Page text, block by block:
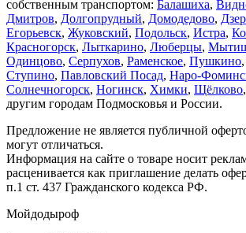
собственным транспортом: Балашиха,
Дмитров, Долгопрудный, Домодедово,
Егорьевск, Жуковский, Подольск, Истра,
Красногорск, Лыткарино, Люберцы,
Одинцово, Серпухов, Раменское, Пушкино,
Ступино, Павловский Посад, Наро-
Солнечногорск, Ногинск, Химки, Щёлково,
другим городам Подмосковья и России.
Предложение не является публичной
могут отличаться.
Информация на сайте о товаре носит
расценивается как приглашение делать
п.1 ст. 437 Гражданского кодекса РФ.
Мойдодыроф